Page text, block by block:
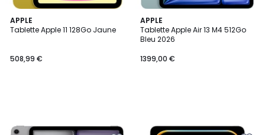
APPLE
Tablette Apple 11 128Go Jaune
508,99 €
APPLE
Tablette Apple Air 13 M4 512Go
Bleu 2026
1399,00 €